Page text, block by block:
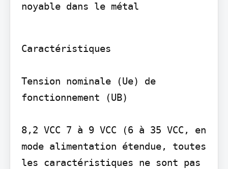
noyable dans le métal
Caractéristiques
Tension nominale (Ue) de
fonctionnement (UB)
8,2 VCC 7 à 9 VCC (6 à 35 VCC, en
mode alimentation étendue, toutes
les caractéristiques ne sont pas